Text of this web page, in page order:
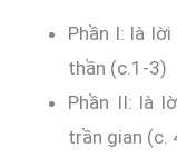
Phần I: là
thần (c.1-3)
Phần II: là
trần gian (c.